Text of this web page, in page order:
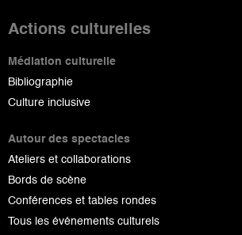
Actions culturelles
Médiation culturelle
Bibliographie
Culture inclusive
Autour des spectacles
Ateliers et collaborations
Bords de scène
Conférences et tables rondes
Tous les événements culturels